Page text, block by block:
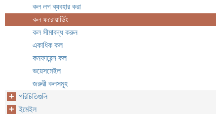
কল লগ ব্যবহার করা
কল ফরোয়ার্ডিং
কল সীমাবদ্ধ করুন
একাধিক কল
কনফারেন্স কল
ভয়েসমেইল
জরুরী কলসমূহ
পরিচিতিগুলি
ইমেইল